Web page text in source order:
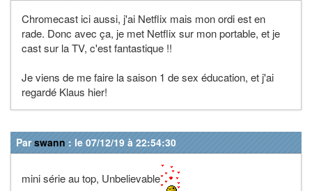
Chromecast ici aussi, j'ai Netflix mais mon ordi est en
rade. Donc avec ça, je met Netflix sur mon portable, et je
cast sur la TV, c'est fantastique !!
Je viens de me faire la saison 1 de sex éducation, et j'ai
regardé Klaus hier!
Parswann : le 07/12/19 à 22:54:30
mini série au top, Unbelievable